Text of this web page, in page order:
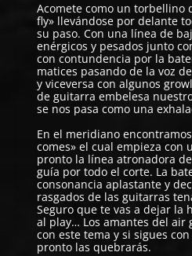
Acomete como un torbellino
fly» llevándose por delante
su paso. Con una línea de
enérgicos y pesados junto
con contundencia por la
matices pasando de la voz
y viceversa con algunos
de guitarra embelesa
se nos pasa como una
En el meridiano
comes» el cual empieza con
pronto la línea atronadora
guía por todo el corte. La
consonancia aplastante y
rasgados de las guitarras
Seguro que te vas a dejar la
al play… Los amantes del
con este tema y si sigues
pronto las quebrarás.